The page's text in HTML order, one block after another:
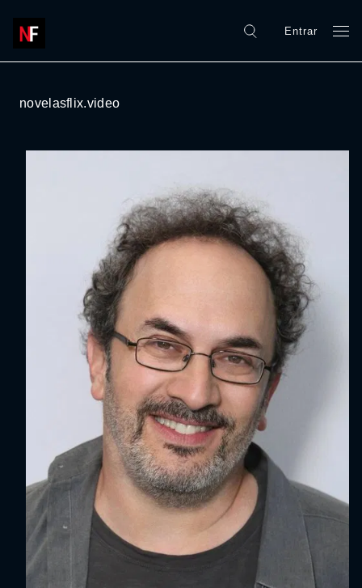
Entrar
novelasflix.video